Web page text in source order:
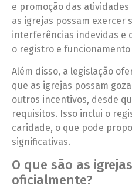
e promoção das
as igrejas possam exercer
interferências indevidas e
o registro e
Além disso, a legislação
que as igrejas possam
outros incentivos, desde
requisitos. Isso inclui o
caridade, o que pode
significativas.
O que são as
oficialmente?